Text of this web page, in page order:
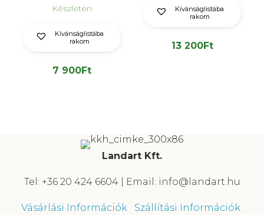
Készleten
Kívánságlistába
rakom
7 900Ft
Kívánságlistába
rakom
13 200Ft
Landart Kft.
Tel: +36 20 424 6604 | Email: info@landart.hu
Vásárlási Információk
Szállítási Információk